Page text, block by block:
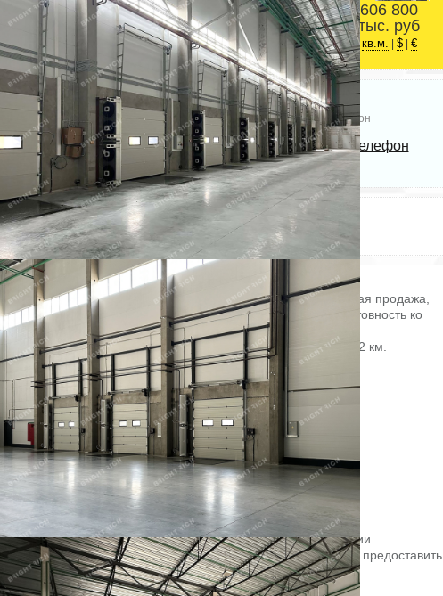
Колпинский район
Площадь
6068 м2
606 800
тыс. руб
кв.м. $| €
Bright Rich | CORFAC
International
Телефон
Показать телефон
Электричество: есть
Отопление: есть
Канализация: есть
Состояние ремонта: Отличное
Этажей всего: 1
Купить склад:
Складское помещение 6 068 кв. м в «ILR Софийская». Прямая продажа,
без комиссии. Объект на стадии активного строительства, готовность ко
въезду уточняется по запросу.
Направление: Юг. Шоссе: Московское. Расстояние от КАД: 3.2 км.
Характеристики:
- Класс: A;
- Тип склада: Сухой склад;
- Высота потолков: 12.5 м;
- Нагрузка на пол: 8 т/ кв. м;
- Система пожаротушения: Спринклерная;
- Тип пола: Полы с антипылевым покрытием;
- Пожарная сигнализация: Да;
- Уровень пола: 1.2 м;
- Шаг колонн: 12x24 м.
Стоимость: 606 800 000 руб.
Оформление сделки напрямую от собственника, без комиссии.
Готовы оперативно организовать просмотр в удобное время, предоставить
PDF-презентацию и план.
ID = c_1783284.